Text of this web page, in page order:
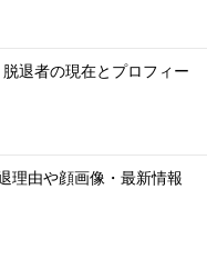
退者の現在とプロフィー
理由や顔画像・最新情報